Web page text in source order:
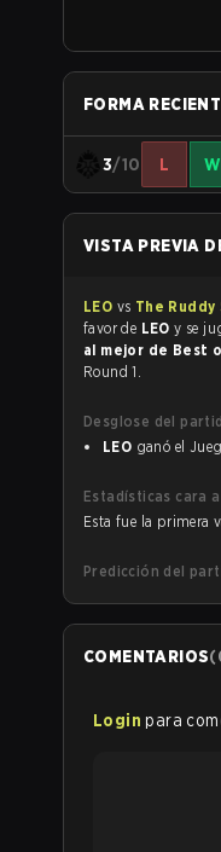
FORMA
3/10 L W
VISTA PREVIA
LEO vs The Ruddy
favor de LEOy se
al mejor de Best
Round 1.
Desglose del
LEO
Estadísticas cara
Esta fue la primera
Predicción del
COMENTARIOS(
Login para